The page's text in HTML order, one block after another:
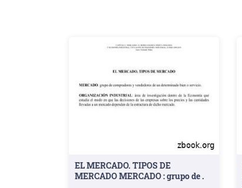
EL MERCADO. TIPOS DE
MERCADO MERCADO : grupo de .